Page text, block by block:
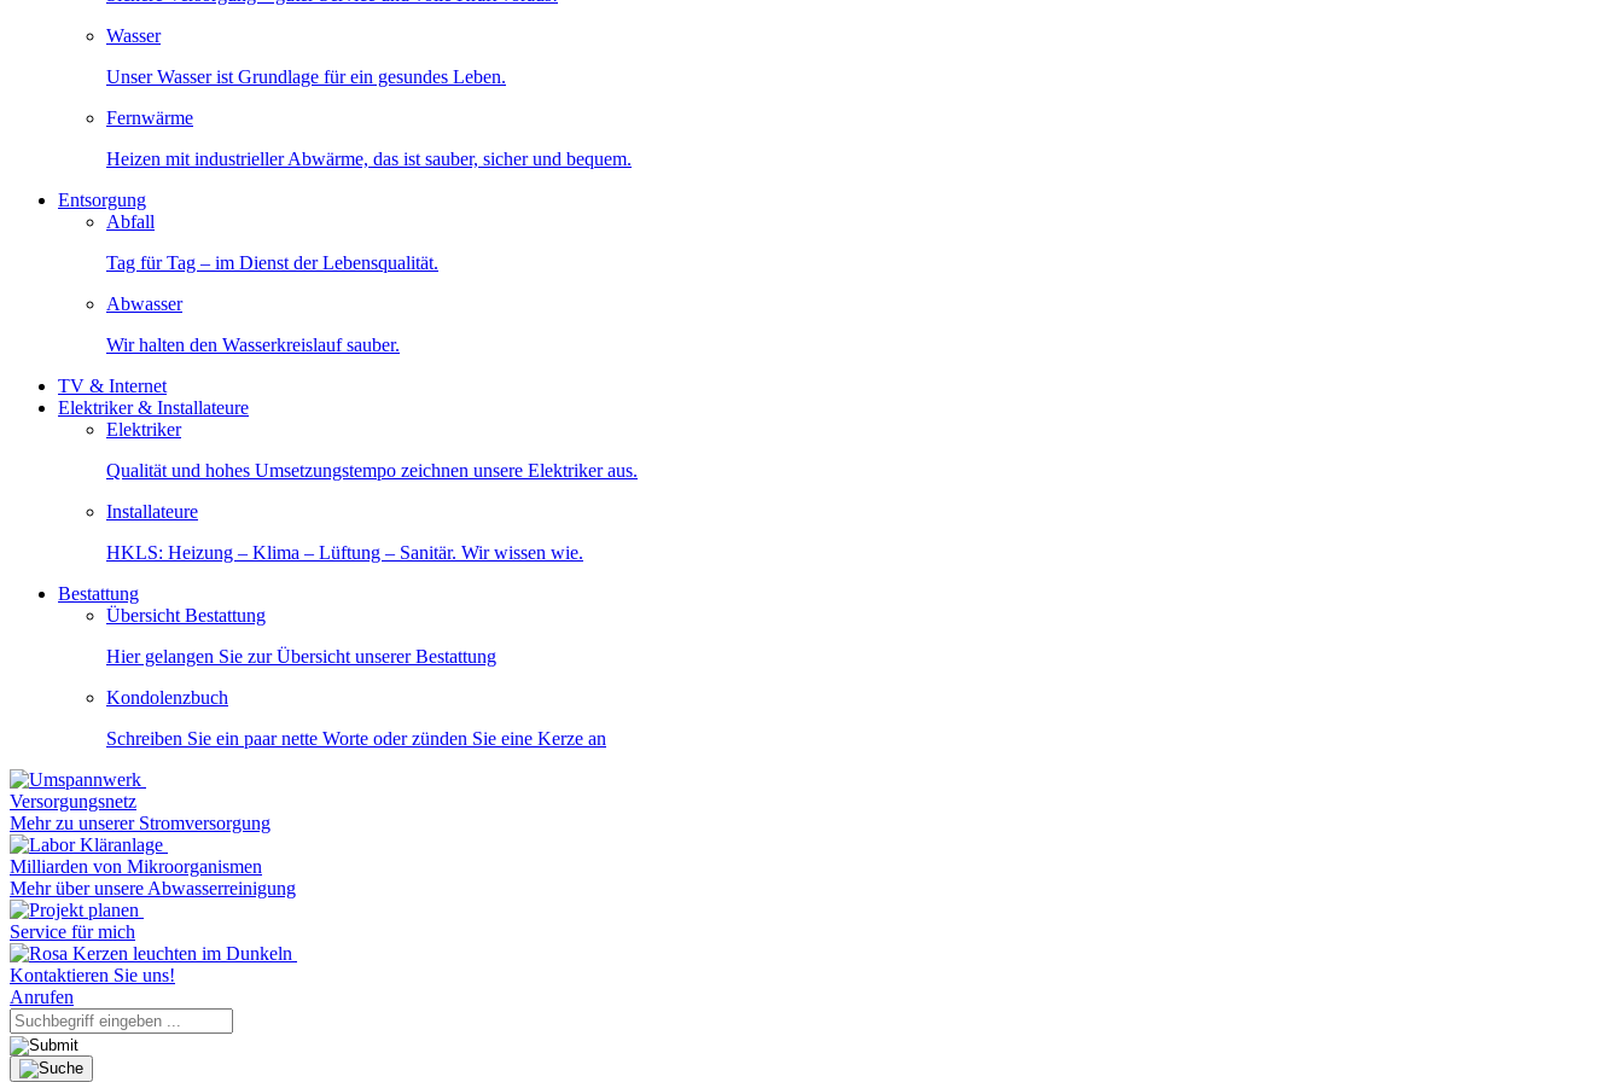
Wasser
Unser Wasser ist Grundlage für ein gesundes Leben.
Fernwärme
Heizen mit industrieller Abwärme, das ist sauber, sicher und bequem.
Entsorgung
Abfall
Tag für Tag – im Dienst der Lebensqualität.
Abwasser
Wir halten den Wasserkreislauf sauber.
TV & Internet
Elektriker & Installateure
Elektriker
Qualität und hohes Umsetzungstempo zeichnen unsere Elektriker aus.
Installateure
HKLS: Heizung – Klima – Lüftung – Sanitär. Wir wissen wie.
Bestattung
Übersicht Bestattung
Hier gelangen Sie zur Übersicht unserer Bestattung
Kondolenzbuch
Schreiben Sie ein paar nette Worte oder zünden Sie eine Kerze an
Versorgungsnetz
Mehr zu unserer Stromversorgung
Milliarden von Mikroorganismen
Mehr über unsere Abwasserreinigung
Service für mich
Kontaktieren Sie uns!
Anrufen